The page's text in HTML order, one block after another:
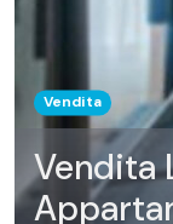
Vendita
Vendita